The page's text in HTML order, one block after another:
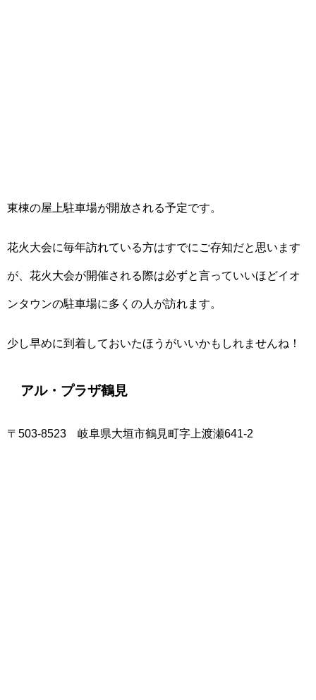
東棟の屋上駐車場が開放される予定です。
花火大会に毎年訪れている方はすでにご存知だと思います
が、花火大会が開催される際は必ずと言っていいほどイオ
ンタウンの駐車場に多くの人が訪れます。
少し早めに到着しておいたほうがいいかもしれませんね！
アル・プラザ鶴見
〒503-8523 岐阜県大垣市鶴見町字上渡瀬641-2